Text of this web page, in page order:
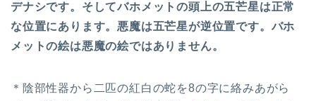
デナシです。そしてバホメットの頭上の五芒星は正常
な位置にあります。悪魔は五芒星が逆位置です。バホ
メットの絵は悪魔の絵ではありません。
＊陰部性器から二匹の紅白の蛇を8の字に絡みあがら